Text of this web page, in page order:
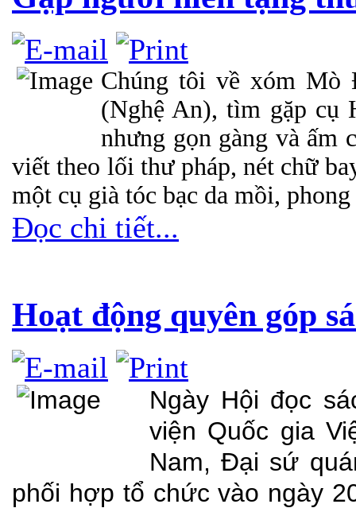
Chúng tôi về xóm Mò
(Nghệ An), tìm gặp cụ
nhưng gọn gàng và ấm
viết theo lối thư pháp, nét chữ
một cụ già tóc bạc da mồi,
Đọc chi tiết...
Hoạt động quyên góp
Ngày Hội đọc
viện Quốc gia
Nam, Đại sứ
phối hợp tổ chức vào ngày